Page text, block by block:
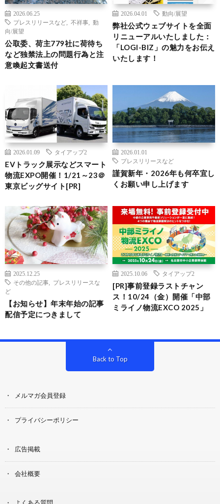
2026.06.25
プレスリリースなど
不祥事
動
向/展望
公取委、荷主779社に荷待ち
など独禁法上の問題行為と注
意喚起文書送付
2026.04.01 動向/展望
弊社公式ウェブサイトを全面
リニューアルいたしました：
「LOGI-BIZ」の魅力をお伝え
いたします！
2026.01.09 タイアップ2
EVトラック展示などスマート
物流EXPO開催！1/21～23＠
東京ビッグサイト[PR]
2026.01.01
プレスリリースなど
謹賀新年・2026年も何卒宜し
くお願い申し上げます
2025.12.25
その他の記事
プレスリリースな
ど
【お知らせ】年末年始の記事
配信予定につきまして
2025.10.06 タイアップ2
[PR]事前登録ラストチャン
ス！10/24（金）開催「中部
ミライノ物流EXCO 2025」
Back to Top
メルマガ会員登録
プライバシーポリシー
広告掲載
会社概要